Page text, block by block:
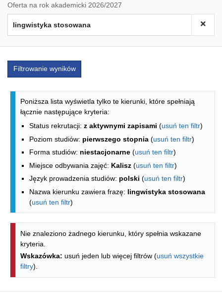
Oferta na rok akademicki 2026/2027
Filtrowanie wyników
Lista kierunków - indeks alfabetyczny
Poniższa lista wyświetla tylko te kierunki, które spełniają
łącznie następujące kryteria:
Status rekrutacji: z aktywnymi zapisami (usuń ten filtr)
Poziom studiów: pierwszego stopnia (usuń ten filtr)
Forma studiów: niestacjonarne (usuń ten filtr)
Miejsce odbywania zajęć: Kalisz (usuń ten filtr)
Język prowadzenia studiów: polski (usuń ten filtr)
Nazwa kierunku zawiera frazę: lingwistyka stosowana
(usuń ten filtr)
Nie znaleziono żadnego kierunku, który spełnia wskazane
kryteria.
Wskazówka: usuń jeden lub więcej filtrów (usuń wszystkie
filtry).